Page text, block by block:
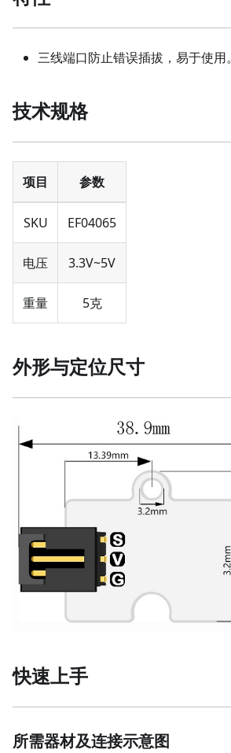
三线端口防止错误插拔，易于使用。
技术规格
项目 参数
SKU EF04065
电压 3.3V~5V
重量 5克
外形与定位尺寸
快速上手
所需器材及连接示意图